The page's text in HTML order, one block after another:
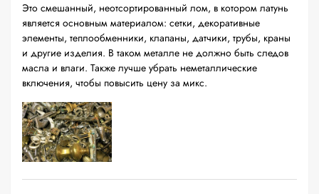
Это смешанный, неотсортированный лом, в котором латунь
является основным материалом: сетки, декоративные
элементы, теплообменники, клапаны, датчики, трубы, краны
и другие изделия. В таком металле не должно быть следов
масла и влаги. Также лучше убрать неметаллические
включения, чтобы повысить цену за микс.